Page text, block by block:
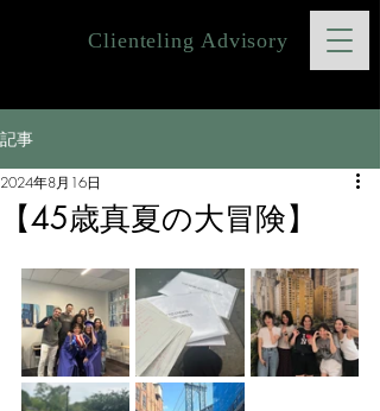
Clienteling Advisory
記事
【45歳真夏の大冒険】
2024年8月16日